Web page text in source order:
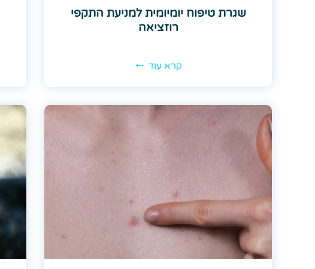
שגרת טיפוח יומיומית למניעת התקפי
רוזציאה
קרא עוד